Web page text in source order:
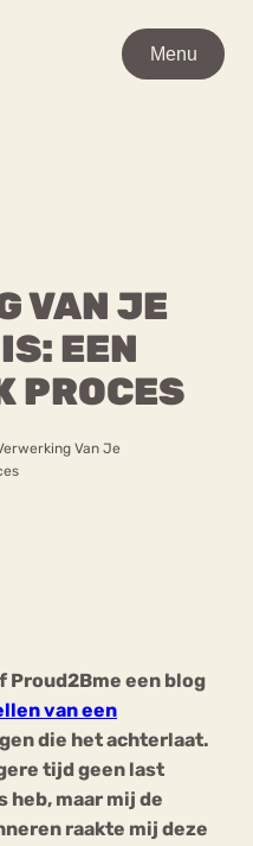
Menu
VAN JE
EEN
PROCES
Van Je
Proud2Bme een blog
van een
die het achterlaat.
tijd geen last
maar mij de
raakte mij deze
Menu
OP
Sport
Trauma
Angst